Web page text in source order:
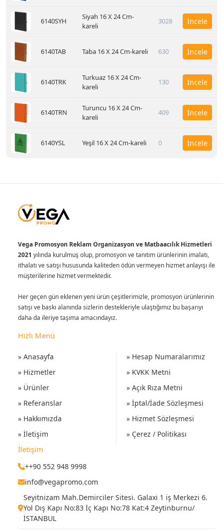
6140SYH
Siyah 16 X 24 Cm-
kareli
3028 İncele
6140TAB Taba 16 X 24 Cm-kareli 630 İncele
6140TRK
Turkuaz 16 X 24 Cm-
kareli
130 İncele
6140TRN
Turuncu 16 X 24 Cm-
kareli
409 İncele
6140YSL Yeşil 16 X 24 Cm-kareli 0 İncele
Vega Promosyon Reklam Organizasyon ve Matbaacılık Hizmetleri
2021 yılında kurulmuş olup, promosyon ve tanıtım ürünlerinin imalatı,
ithalatı ve satışı hususunda kaliteden ödün vermeyen hizmet anlayışı ile
müşterilerine hizmet vermektedir.
Her geçen gün eklenen yeni ürün çeşitlerimizle, promosyon ürünlerinin
satışı ve baskı alanında sizlerin destekleriyle ulaştığımız bu başarıyı
daha da ileriye taşıma amacındayız.
Hızlı Menü
» Anasayfa
» Hizmetler
» Ürünler
» Referanslar
» Hakkımızda
» İletişim
» Hesap Numaralarımız
» KVKK Metni
» Açık Rıza Metni
» İptal/İade Sözleşmesi
» Hizmet Sözleşmesi
» Çerez / Politikası
İletişim
++90 552 948 9998
info@vegapromo.com
Seyitnizam Mah.Demirciler Sitesi. Galaxi 1 iş Merkezi 6.
Yol Dış Kapı No:83 İç Kapı No:78 Kat:4 Zeytinburnu/
İSTANBUL